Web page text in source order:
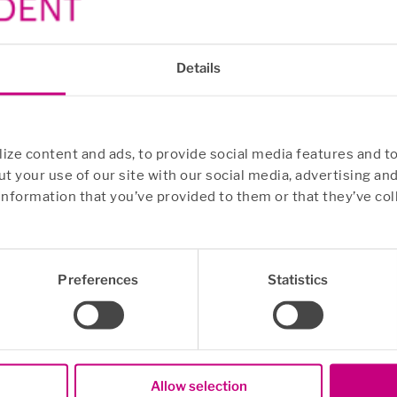
Details
content and ads, to provide social media features and
your use of our site with our social media, advertising
that you’ve provided to them or that they’ve
Preferences Statistics
Allow selection
trygge på at både de og deres medarbeidere får
En holdbar medarbeider er, ifølge vår
igjen til fritid og familie. En medarbeider som har
bærekraften.
– hode og kroppen må ses i sammenheng.
vi alltid våre tiltak til den enkelte.
til seg selv, sin livssituasjon og omverden.
rolle for vårt velvære.
tegn på en ubalanse mellom personlige behov